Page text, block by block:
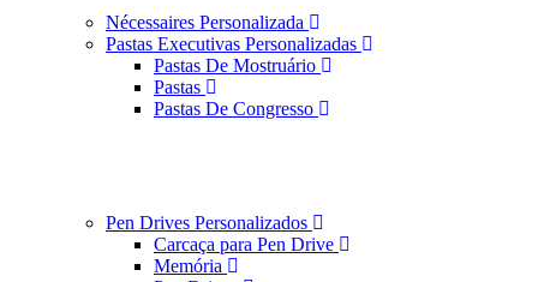
Nécessaires Personalizada
Pastas Executivas Personalizadas
Pastas De Mostruário
Pastas
Pastas De Congresso
Pen Drives Personalizados
Carcaça para Pen Drive
Memória